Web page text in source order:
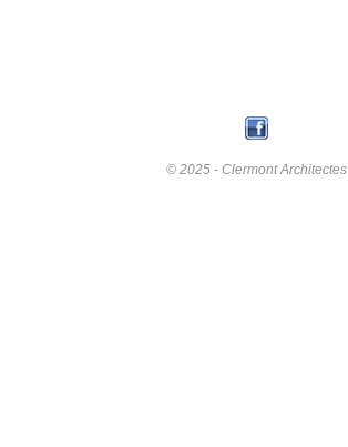
© 2025 - Clermont Architectes